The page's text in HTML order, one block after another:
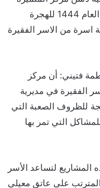
للخياطة صباح اليوم اول ايام ذي الحجة من العام 1444 للهجرة
لمئة اسرة من الاسر الفقيرة
فتيني: أن مركز
الفقيرة في مديرية
للظروف الصعبة التي
التي تمر بها
لتساعد الأسر
على عاتق معيلي